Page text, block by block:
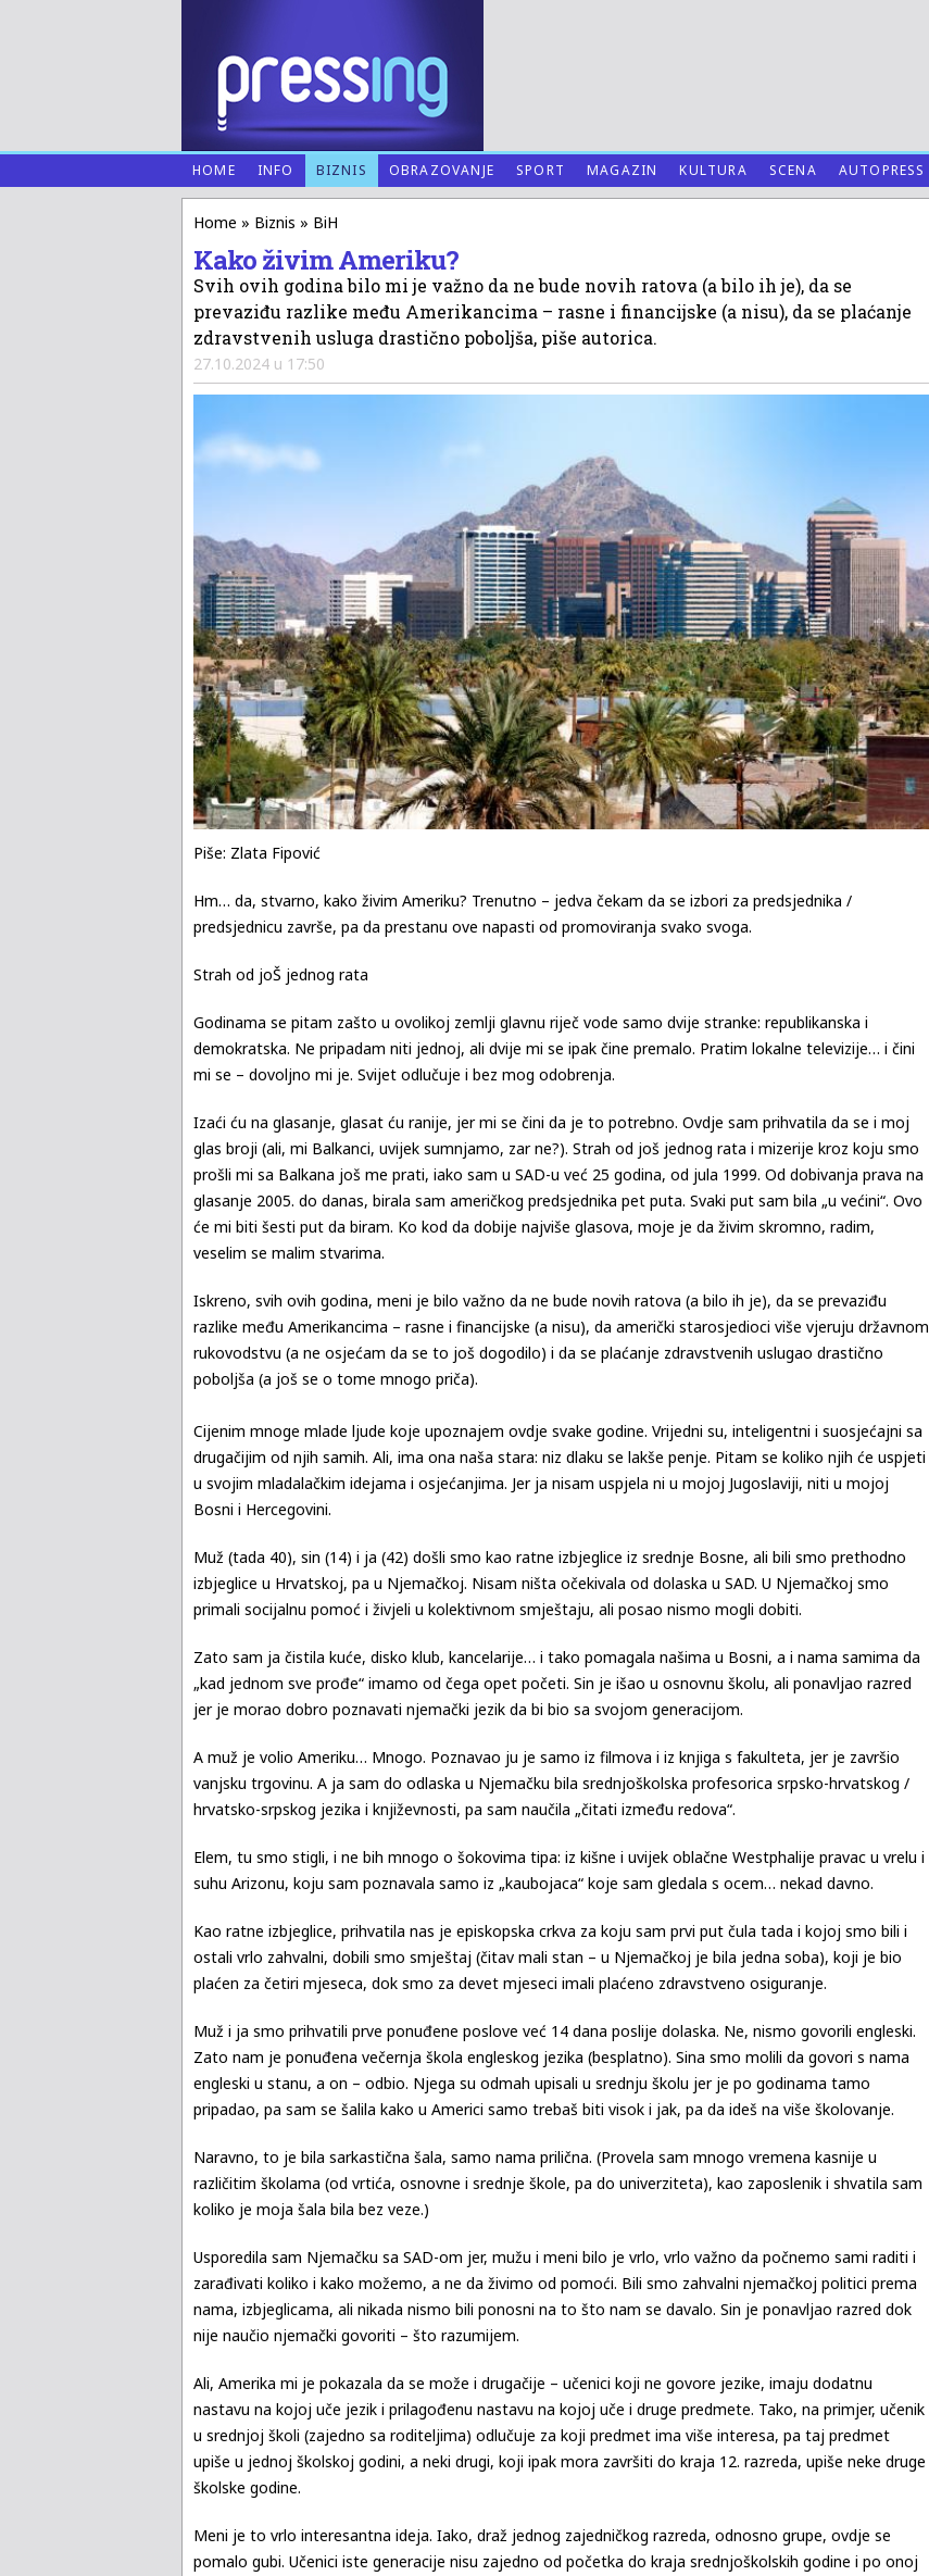
HOME INFO BIZNIS OBRAZOVANJE SPORT MAGAZIN KULTURA SCENA AUTOPRESS
Home » Biznis » BiH
Kako živim Ameriku?
Svih ovih godina bilo mi je važno da ne bude novih ratova (a bilo ih je), da se
prevaziđu razlike među Amerikancima – rasne i financijske (a nisu), da se plaćanje
zdravstvenih usluga drastično poboljša, piše autorica.
27.10.2024 u 17:50
Piše: Zlata Fipović
Hm… da, stvarno, kako živim Ameriku? Trenutno – jedva čekam da se izbori za predsjednika /
predsjednicu završe, pa da prestanu ove napasti od promoviranja svako svoga.
Strah od joŠ jednog rata
Godinama se pitam zašto u ovolikoj zemlji glavnu riječ vode samo dvije stranke: republikanska i
demokratska. Ne pripadam niti jednoj, ali dvije mi se ipak čine premalo. Pratim lokalne televizije… i čini
mi se – dovoljno mi je. Svijet odlučuje i bez mog odobrenja.
Izaći ću na glasanje, glasat ću ranije, jer mi se čini da je to potrebno. Ovdje sam prihvatila da se i moj
glas broji (ali, mi Balkanci, uvijek sumnjamo, zar ne?). Strah od još jednog rata i mizerije kroz koju smo
prošli mi sa Balkana još me prati, iako sam u SAD-u već 25 godina, od jula 1999. Od dobivanja prava na
glasanje 2005. do danas, birala sam američkog predsjednika pet puta. Svaki put sam bila „u većini“. Ovo
će mi biti šesti put da biram. Ko kod da dobije najviše glasova, moje je da živim skromno, radim,
veselim se malim stvarima.
Iskreno, svih ovih godina, meni je bilo važno da ne bude novih ratova (a bilo ih je), da se prevaziđu
razlike među Amerikancima – rasne i financijske (a nisu), da američki starosjedioci više vjeruju državnom
rukovodstvu (a ne osjećam da se to još dogodilo) i da se plaćanje zdravstvenih uslugao drastično
poboljša (a još se o tome mnogo priča).
Cijenim mnoge mlade ljude koje upoznajem ovdje svake godine. Vrijedni su, inteligentni i suosjećajni sa
drugačijim od njih samih. Ali, ima ona naša stara: niz dlaku se lakše penje. Pitam se koliko njih će uspjeti
u svojim mladalačkim idejama i osjećanjima. Jer ja nisam uspjela ni u mojoj Jugoslaviji, niti u mojoj
Bosni i Hercegovini.
Muž (tada 40), sin (14) i ja (42) došli smo kao ratne izbjeglice iz srednje Bosne, ali bili smo prethodno
izbjeglice u Hrvatskoj, pa u Njemačkoj. Nisam ništa očekivala od dolaska u SAD. U Njemačkoj smo
primali socijalnu pomoć i živjeli u kolektivnom smještaju, ali posao nismo mogli dobiti.
Zato sam ja čistila kuće, disko klub, kancelarije… i tako pomagala našima u Bosni, a i nama samima da
„kad jednom sve prođe“ imamo od čega opet početi. Sin je išao u osnovnu školu, ali ponavljao razred
jer je morao dobro poznavati njemački jezik da bi bio sa svojom generacijom.
A muž je volio Ameriku… Mnogo. Poznavao ju je samo iz filmova i iz knjiga s fakulteta, jer je završio
vanjsku trgovinu. A ja sam do odlaska u Njemačku bila srednjoškolska profesorica srpsko-hrvatskog /
hrvatsko-srpskog jezika i književnosti, pa sam naučila „čitati između redova“.
Elem, tu smo stigli, i ne bih mnogo o šokovima tipa: iz kišne i uvijek oblačne Westphalije pravac u vrelu i
suhu Arizonu, koju sam poznavala samo iz „kaubojaca“ koje sam gledala s ocem… nekad davno.
Kao ratne izbjeglice, prihvatila nas je episkopska crkva za koju sam prvi put čula tada i kojoj smo bili i
ostali vrlo zahvalni, dobili smo smještaj (čitav mali stan – u Njemačkoj je bila jedna soba), koji je bio
plaćen za četiri mjeseca, dok smo za devet mjeseci imali plaćeno zdravstveno osiguranje.
Muž i ja smo prihvatili prve ponuđene poslove već 14 dana poslije dolaska. Ne, nismo govorili engleski.
Zato nam je ponuđena večernja škola engleskog jezika (besplatno). Sina smo molili da govori s nama
engleski u stanu, a on – odbio. Njega su odmah upisali u srednju školu jer je po godinama tamo
pripadao, pa sam se šalila kako u Americi samo trebaš biti visok i jak, pa da ideš na više školovanje.
Naravno, to je bila sarkastična šala, samo nama prilična. (Provela sam mnogo vremena kasnije u
različitim školama (od vrtića, osnovne i srednje škole, pa do univerziteta), kao zaposlenik i shvatila sam
koliko je moja šala bila bez veze.)
Usporedila sam Njemačku sa SAD-om jer, mužu i meni bilo je vrlo, vrlo važno da počnemo sami raditi i
zarađivati koliko i kako možemo, a ne da živimo od pomoći. Bili smo zahvalni njemačkoj politici prema
nama, izbjeglicama, ali nikada nismo bili ponosni na to što nam se davalo. Sin je ponavljao razred dok
nije naučio njemački govoriti – što razumijem.
Ali, Amerika mi je pokazala da se može i drugačije – učenici koji ne govore jezike, imaju dodatnu
nastavu na kojoj uče jezik i prilagođenu nastavu na kojoj uče i druge predmete. Tako, na primjer, učenik
u srednjoj školi (zajedno sa roditeljima) odlučuje za koji predmet ima više interesa, pa taj predmet
upiše u jednoj školskoj godini, a neki drugi, koji ipak mora završiti do kraja 12. razreda, upiše neke druge
školske godine.
Meni je to vrlo interesantna ideja. Iako, draž jednog zajedničkog razreda, odnosno grupe, ovdje se
pomalo gubi. Učenici iste generacije nisu zajedno od početka do kraja srednjoškolskih godine i po onoj